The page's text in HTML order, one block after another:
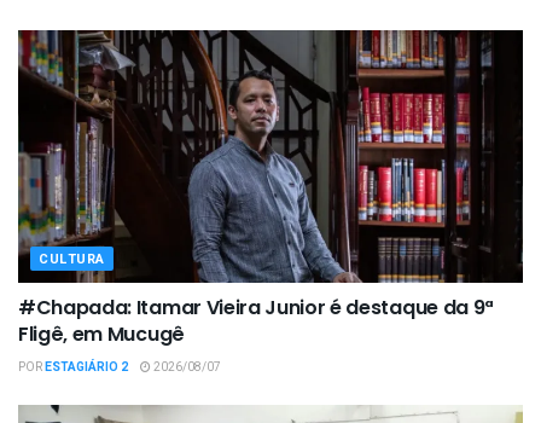
CULTURA
#Chapada: Itamar Vieira Junior é destaque da 9ª
Fligê, em Mucugê
PORESTAGIÁRIO 2 2026/08/07